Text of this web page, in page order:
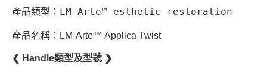
產品類型：LM-Arte™ esthetic restoration
產品名稱：LM-Arte™ Applica Twist
❮ Handle類型及型號 ❯